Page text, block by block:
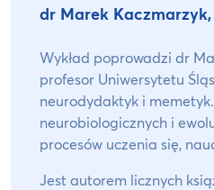
dr Marek Kaczmarzyk,
Wykład poprowadzi dr
profesor Uniwersytetu
neurodydaktyk i
neurobiologicznych i
procesów uczenia się,
Jest autorem licznych